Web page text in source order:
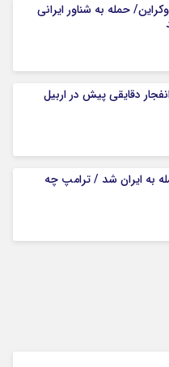
حمله به شناور ایرانی
دقایقی پیش در اربیل
به ایران شد / ترامپ چه